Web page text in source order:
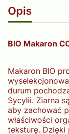
Opis
BIO Makaron
Makaron BIO
durum
Sycylii. Ziarna
aby zachować
właściwości
teksturę. Dzięki